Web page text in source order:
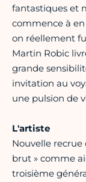
fantastiques et
commence à
on réellement
Martin Robic
grande
invitation au
une pulsion de
L'artiste
Nouvelle recrue
brut » comme
troisième